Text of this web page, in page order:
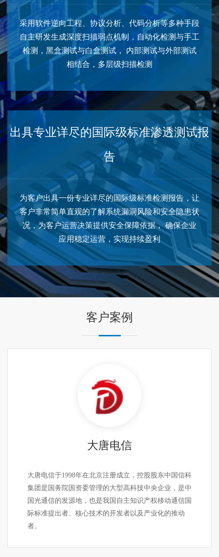
采用软件逆向工程、协议分析、代码分析等多种手段
自主研发生成深度扫描弱点机制，自动化检测与手工
检测，黑盒测试与白盒测试， 内部测试与外部测试
相结合，多层级扫描检测
出具专业详尽的国际级标准渗透测试报
告
为客户出具一份专业详尽的国际级标准检测报告，让
客户非常简单直观的了解系统漏洞风险和安全隐患状
况，为客户运营决策提供安全保障依据， 确保企业
应用稳定运营，实现持续盈利
客户案例
南京国电
南京国电是智能电网、智慧城市、新能源领域产品的专
业制造商与服务商，集产品研发、生产、销售、集成与
服务于一体的国家高新技术企业，位于江苏省南京江宁
开发区国网公司智能电网产业园和南瑞电谷产业园区